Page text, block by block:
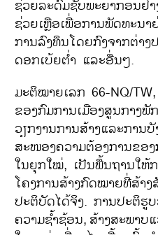
ຊ່ວຍລະດົມຊັບພະຍາກອນຢ່
ຊ່ວຍເຫຼືອເພື່ອການພັດທະນາ
ການລົງທຶນໂດຍກົງຈາກຕ່າງ
ດອກເບ້ຍຕ່ຳ ແລະອື່ນໆ.
ມະຕິໝາຍເລກ 66-NQ/
ຂອງກົມການເມືອງສູນກາງ
ວຽກງານການສ້າງແລະກາ
ສະໜອງຄວາມຕ້ອງການຂອ
ໃນຍຸກໃໝ່, ເປັນພື້ນຖານໃຫ້
ໂຄງການສ້າງກົດໝາຍທີ່ສ້າ
ປະຕິບັດໄດ້ຈິງ. ການປະຕິຮູ
ຄວາມຊ້ຳຊ້ອນ, ສ້າງສະພາບ